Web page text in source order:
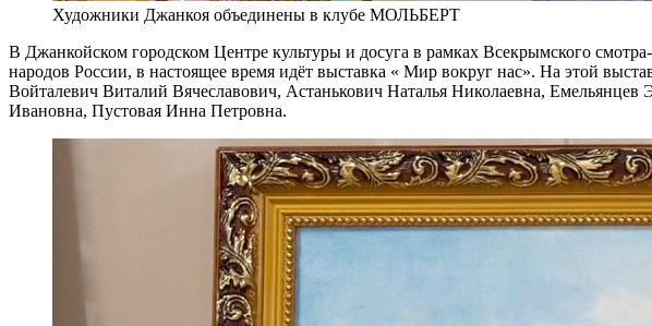
Художники Джанкоя объединены в клубе МОЛЬБЕРТ
В Джанкойском городском Центре культуры и досуга в рамках Всекрымского
народов России, в настоящее время идёт выставка « Мир вокруг нас». На этой
Войталевич Виталий Вячеславович, Астанькович Наталья Николаевна,
Ивановна, Пустовая Инна Петровна.